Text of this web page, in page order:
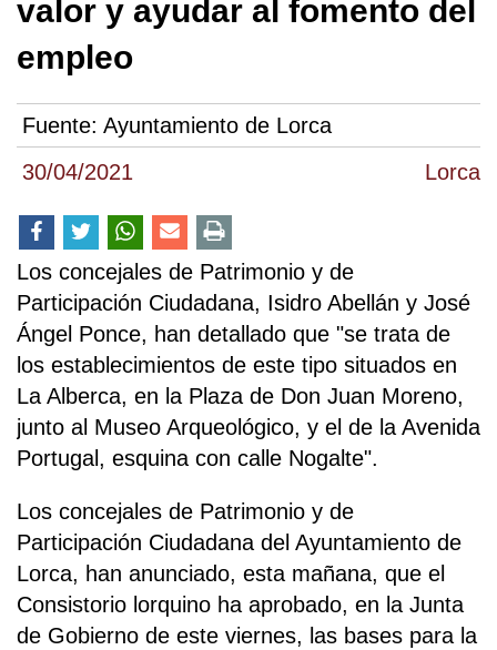
30/04/2021 Lorca
valor y ayudar al fomento del
empleo
Fuente: Ayuntamiento de Lorca
Los concejales de Patrimonio y de
Participación Ciudadana, Isidro Abellán y José
Ángel Ponce, han detallado que "se trata de
los establecimientos de este tipo situados en
La Alberca, en la Plaza de Don Juan Moreno,
junto al Museo Arqueológico, y el de la Avenida
Portugal, esquina con calle Nogalte".
Los concejales de Patrimonio y de
Participación Ciudadana del Ayuntamiento de
Lorca, han anunciado, esta mañana, que el
Consistorio lorquino ha aprobado, en la Junta
de Gobierno de este viernes, las bases para la